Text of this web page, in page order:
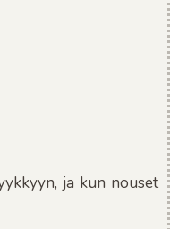
ja kun nouset